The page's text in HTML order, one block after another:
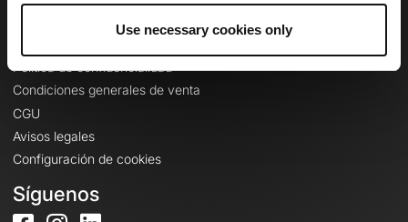
Use necessary cookies only
Información legal
Política de confidencialidad
Condiciones generales de venta
CGU
Avisos legales
Configuración de cookies
Síguenos